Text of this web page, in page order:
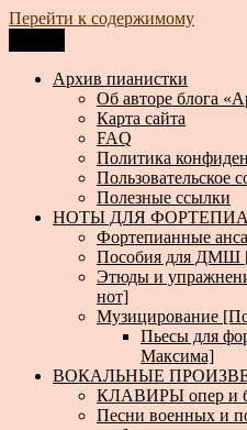
Перейти к содержимому
Архив пианистки
Всё для пианистов: ноты,
Архив пианистки
Об авторе блога
Карта сайта
FAQ
Политика
Пользовательское
Полезные ссылки
НОТЫ ДЛЯ
Фортепианные
Пособия для ДМШ
Этюды и
нот]
Музицирование
Пьесы для
Максима]
ВОКАЛЬНЫЕ
КЛАВИРЫ опер и
Песни военных и